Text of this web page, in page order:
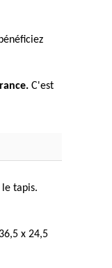
C'est
tapis.
x 24,5